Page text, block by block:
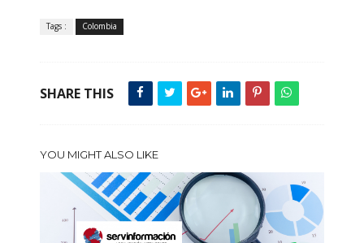
Tags : Colombia
SHARE THIS
YOU MIGHT ALSO LIKE